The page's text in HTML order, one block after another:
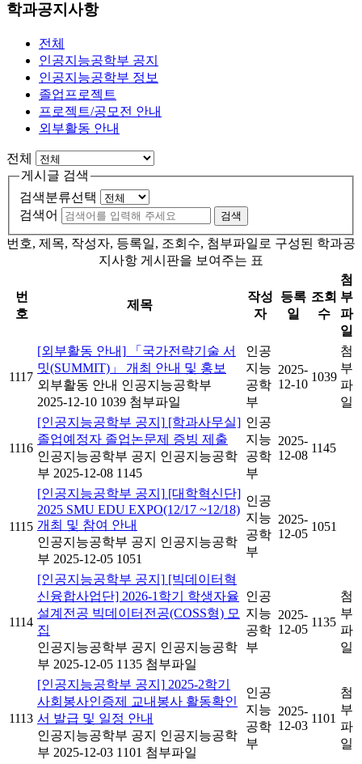
학과공지사항
전체
인공지능공학부 공지
인공지능공학부 정보
졸업프로젝트
프로젝트/공모전 안내
외부활동 안내
전체
게시글 검색
검색분류선택
검색어
검색
번호, 제목, 작성자, 등록일, 조회수, 첨부파일로 구성된 학과공
지사항 게시판을 보여주는 표
번
호
제목
작성
자
등록
일
조회
수
첨
부
파
일
1117
[외부활동 안내] 「국가전략기술 서
밋(SUMMIT)」 개최 안내 및 홍보
외부활동 안내 인공지능공학부
2025-12-10 1039 첨부파일
인공
지능
공학
부
2025-
12-10
1039
첨
부
파
일
1116
[인공지능공학부 공지] [학과사무실]
졸업예정자 졸업논문제 증빙 제출
인공지능공학부 공지 인공지능공학
부 2025-12-08 1145
인공
지능
공학
부
2025-
12-08
1145
1115
[인공지능공학부 공지] [대학혁신단]
2025 SMU EDU EXPO(12/17 ~12/18)
개최 및 참여 안내
인공지능공학부 공지 인공지능공학
부 2025-12-05 1051
인공
지능
공학
부
2025-
12-05
1051
1114
[인공지능공학부 공지] [빅데이터혁
신융합사업단] 2026-1학기 학생자율
설계전공 빅데이터전공(COSS형) 모
집
인공지능공학부 공지 인공지능공학
부 2025-12-05 1135 첨부파일
인공
지능
공학
부
2025-
12-05
1135
첨
부
파
일
1113
[인공지능공학부 공지] 2025-2학기
사회봉사인증제 교내봉사 활동확인
서 발급 및 일정 안내
인공지능공학부 공지 인공지능공학
부 2025-12-03 1101 첨부파일
인공
지능
공학
부
2025-
12-03
1101
첨
부
파
일